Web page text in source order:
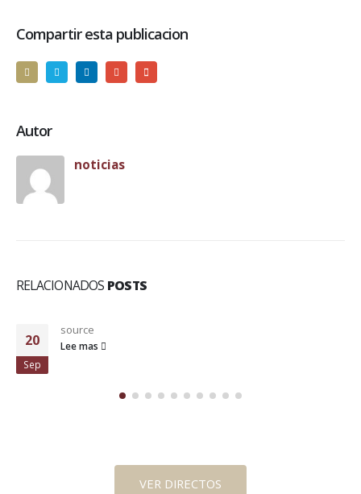
Compartir esta publicacion
Autor
noticias
RELACIONADOS POSTS
Lee mas
VER DIRECTOS